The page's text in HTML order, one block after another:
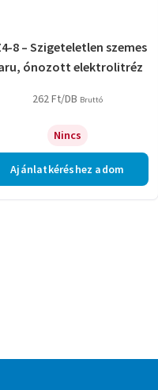
8 – Szigeteletlen szemes
ónozott elektrolitréz
262Ft/DB Bruttó
Nincs
Ajánlatkéréshez adom